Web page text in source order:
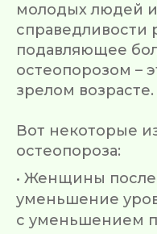
молодых людей
справедливости
подавляющее
остеопорозом –
зрелом возрасте.
Вот некоторые
остеопороза:
• Женщины
уменьшение
с уменьшением